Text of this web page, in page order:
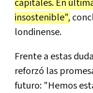
capitales. En
insostenible",
londinense.
Frente a estas
reforzó las
futuro: "Hemos